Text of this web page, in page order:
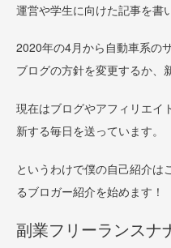
運営や学生に向けた記事を書
2020年の4月から自動車系の
ブログの方針を変更するか、
現在はブログやアフィリエイ
新する毎日を送っています。
というわけで僕の自己紹介は
るブロガー紹介を始めます！
副業フリーランスナ